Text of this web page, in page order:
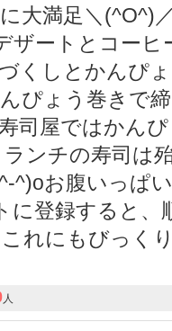
大満足＼(^O^)
ザートとコー
くしとかんぴ
ぴょう巻きで
司屋ではかん
ンチの寿司は
^)oお腹いっぱ
に登録すると、
れにもびっく
人